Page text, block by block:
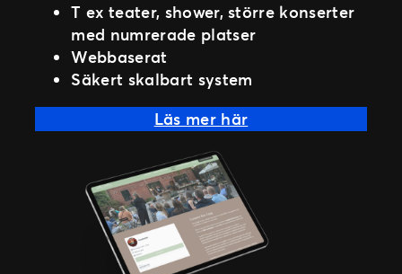
T ex teater, shower, större konserter
med numrerade platser
Webbaserat
Säkert skalbart system
Läs mer här